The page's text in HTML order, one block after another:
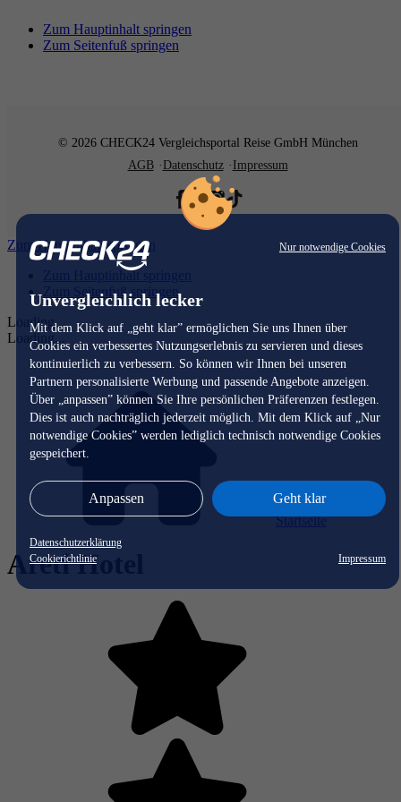
Nur notwendige Cookies
Unvergleichlich lecker
Mit dem Klick auf „geht klar” ermöglichen Sie uns Ihnen über
Cookies ein verbessertes Nutzungserlebnis zu servieren und dieses
kontinuierlich zu verbessern. So können wir Ihnen bei unseren
Partnern personalisierte Werbung und passende Angebote anzeigen.
Über „anpassen” können Sie Ihre persönlichen Präferenzen festlegen.
Dies ist auch nachträglich jederzeit möglich. Mit dem Klick auf „Nur
notwendige Cookies” werden lediglich technisch notwendige Cookies
gespeichert.
Anpassen Geht klar
Datenschutzerklärung
Cookierichtlinie
Impressum
Zum Hauptinhalt springen
Zum Seitenfuß springen
© 2026 CHECK24 Vergleichsportal Reise GmbH München
AGB
Datenschutz Impressum
Zum Hauptinhalt springen
Zum Hauptinhalt springen
Zum Seitenfuß springen
Loading...
Loading...
Startseite
Areti Hotel